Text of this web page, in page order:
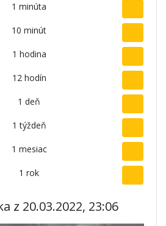
1 minúta
10 minút
1 hodina
12 hodín
1 deň
1 týždeň
1 mesiac
1 rok
z 20.03.2022, 23:06